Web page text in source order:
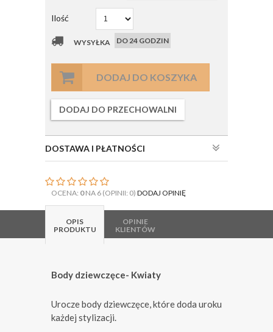
Ilość
WYSYŁKA DO 24 GODZIN
DODAJ DO KOSZYKA
DODAJ DO PRZECHOWALNI
DOSTAWA I PŁATNOŚCI
OCENA: 0NA 6 (OPINII: 0) DODAJ OPINIĘ
OPIS
PRODUKTU
OPINIE
KLIENTÓW
Body dziewczęce- Kwiaty
Urocze body dziewczęce, które doda uroku
każdej stylizacji.